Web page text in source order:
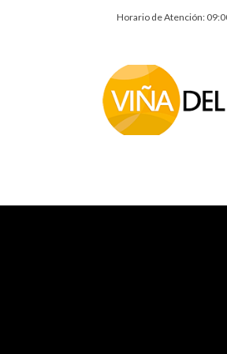
Horario de Atención: